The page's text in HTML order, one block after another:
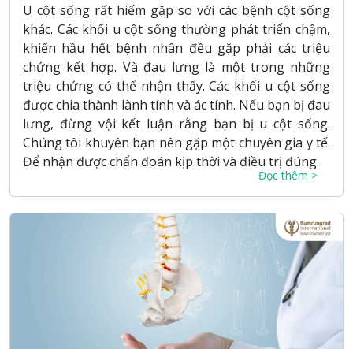
U cột sống rất hiếm gặp so với các bệnh cột sống
khác. Các khối u cột sống thường phát triển chậm,
khiến hầu hết bệnh nhân đều gặp phải các triệu
chứng kết hợp. Và đau lưng là một trong những
triệu chứng có thể nhận thấy. Các khối u cột sống
được chia thành lành tính và ác tính. Nếu bạn bị đau
lưng, đừng vội kết luận rằng bạn bị u cột sống.
Chúng tôi khuyên bạn nên gặp một chuyên gia y tế.
Để nhận được chẩn đoán kịp thời và điều trị đúng.
Đọc thêm >